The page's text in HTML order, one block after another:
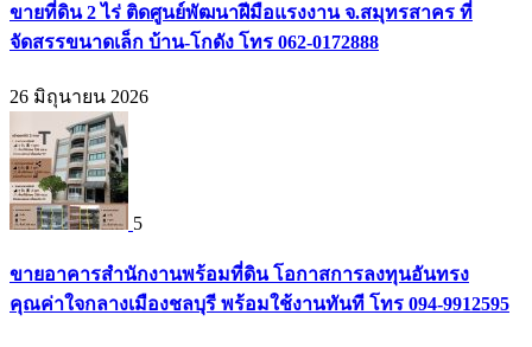
ขายที่ดิน 2 ไร่ ติดศูนย์พัฒนาฝีมือแรงงาน จ.สมุทรสาคร ที่
จัดสรรขนาดเล็ก บ้าน-โกดัง โทร 062-0172888
26 มิถุนายน 2026
5
ขายอาคารสำนักงานพร้อมที่ดิน โอกาสการลงทุนอันทรง
คุณค่าใจกลางเมืองชลบุรี พร้อมใช้งานทันที โทร 094-9912595